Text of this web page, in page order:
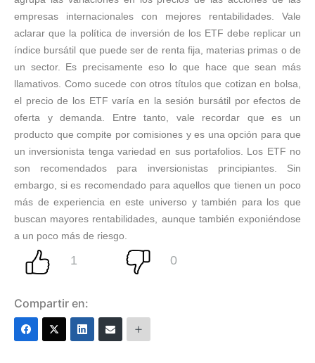
empresas internacionales con mejores rentabilidades. Vale
aclarar que la política de inversión de los ETF debe replicar un
índice bursátil que puede ser de renta fija, materias primas o de
un sector. Es precisamente eso lo que hace que sean más
llamativos. Como sucede con otros títulos que cotizan en bolsa,
el precio de los ETF varía en la sesión bursátil por efectos de
oferta y demanda. Entre tanto, vale recordar que es un
producto que compite por comisiones y es una opción para que
un inversionista tenga variedad en sus portafolios. Los ETF no
son recomendados para inversionistas principiantes. Sin
embargo, si es recomendado para aquellos que tienen un poco
más de experiencia en este universo y también para los que
buscan mayores rentabilidades, aunque también exponiéndose
a un poco más de riesgo.
Compartir en: